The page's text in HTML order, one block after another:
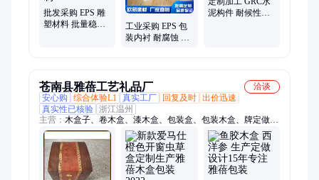
批发采购 EPS 雕
塑材料 批量稳定
工业采购 EPS 包
装内衬 耐腐蚀 冷
泥构件 耐候性强
苍南县雅蓓工艺礼品厂
洽谈
安心购
综合体验L1 真实工厂 回复及时 出价迅速
真实性已核验 浙江温州
主营： 木盒子、卷木盒、漆木盒、包装盒、包装木盒、牌定做、
木奖牌、皮木盒、钛合金、粉木盒、礼品盒、实木盒、u盘木
盒、白茶木盒、雪菊木盒、镂空木盒、印章木盒、金线礼盒、玉
石木盒、毕业证书、漆盒木盒、黑茶木盒、书画木盒、金币木
盒、海参木盒